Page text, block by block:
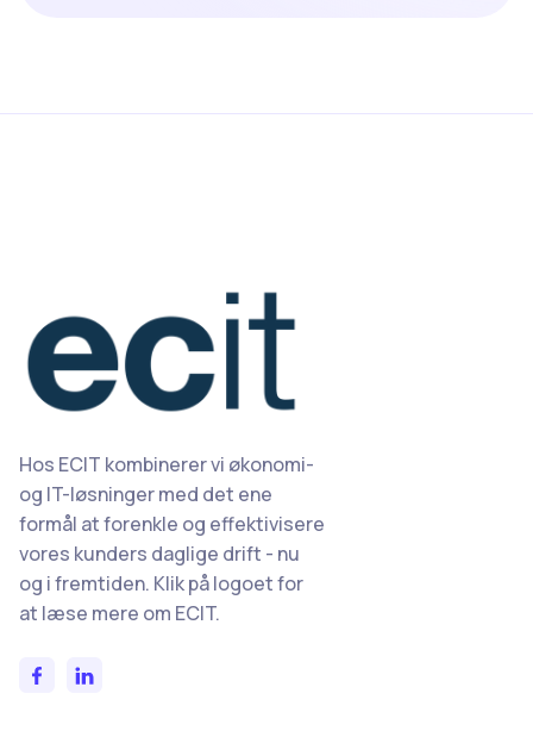
Hos ECIT kombinerer vi økonomi-
og IT-løsninger med det ene
formål at forenkle og effektivisere
vores kunders daglige drift - nu
og i fremtiden. Klik på logoet for
at læse mere om ECIT.